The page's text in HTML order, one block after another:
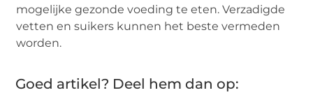
mogelijke gezonde voeding te eten. Verzadigde
vetten en suikers kunnen het beste vermeden
worden.
Goed artikel? Deel hem dan op: